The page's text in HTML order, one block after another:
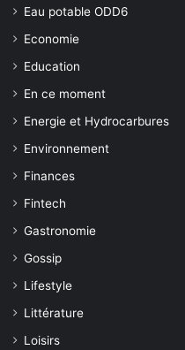
Eau potable ODD6
Economie
Education
En ce moment
Energie et Hydrocarbures
Environnement
Finances
Fintech
Gastronomie
Gossip
Lifestyle
Littérature
Loisirs